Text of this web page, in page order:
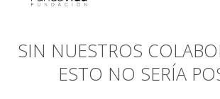
SIN NUESTROS
ESTO NO SERÍA